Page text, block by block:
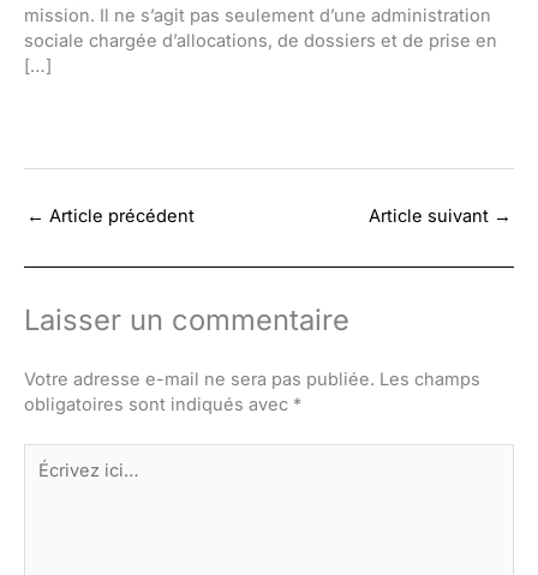
mission. Il ne s’agit pas seulement d’une administration
sociale chargée d’allocations, de dossiers et de prise en
[…]
← Article précédent Article suivant →
Laisser un commentaire
Votre adresse e-mail ne sera pas publiée. Les champs
obligatoires sont indiqués avec *
Écrivez
ici…